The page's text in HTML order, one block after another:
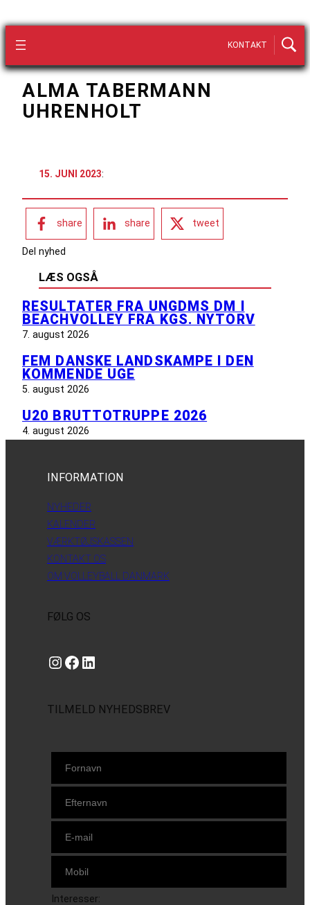
KONTAKT
ALMA TABERMANN
UHRENHOLT
15. JUNI 2023:
share share tweet
Del nyhed
LÆS OGSÅ
RESULTATER FRA UNGDMS DM I
BEACHVOLLEY FRA KGS. NYTORV
7. august 2026
FEM DANSKE LANDSKAMPE I DEN
KOMMENDE UGE
5. august 2026
U20 BRUTTOTRUPPE 2026
4. august 2026
INFORMATION
NYHEDER
KALENDER
VÆRKTØJSKASSEN
KONTAKT OS
OM VOLLEYBALL DANMARK
FØLG OS
Instagram https://www.facebook.com/danishbeachvolleytour LinkedIn
TILMELD NYHEDSBREV
Interesser: